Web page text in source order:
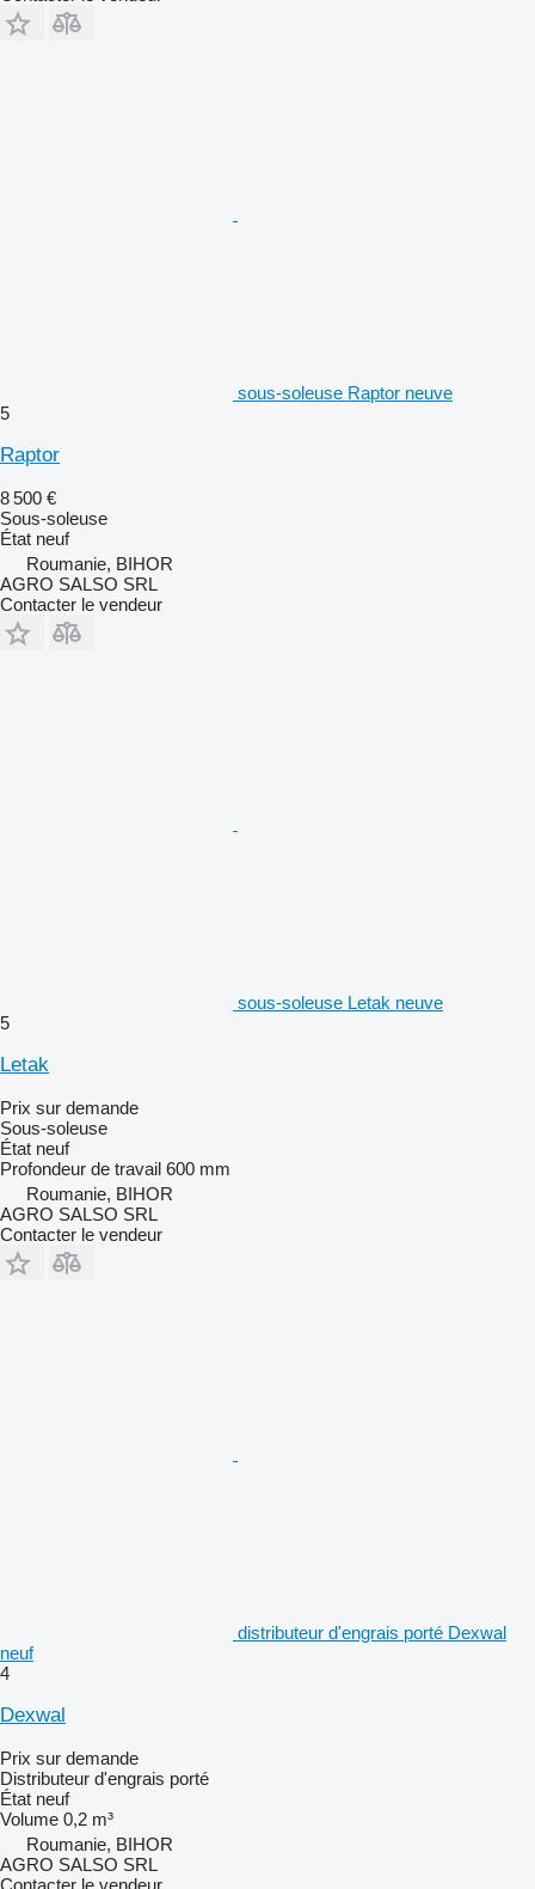
sous-soleuse Raptor neuve
5
Raptor
8 500 €
Sous-soleuse
État neuf
Roumanie, BIHOR
AGRO SALSO SRL
Contacter le vendeur
sous-soleuse Letak neuve
5
Letak
Prix sur demande
Sous-soleuse
État neuf
Profondeur de travail 600 mm
Roumanie, BIHOR
AGRO SALSO SRL
Contacter le vendeur
distributeur d'engrais porté Dexwal
neuf
4
Dexwal
Prix sur demande
Distributeur d'engrais porté
État neuf
Volume 0,2 m³
Roumanie, BIHOR
AGRO SALSO SRL
Contacter le vendeur